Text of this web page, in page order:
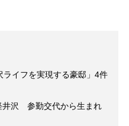
ライフを実現する豪邸」4件
井沢 参勤交代から生まれ